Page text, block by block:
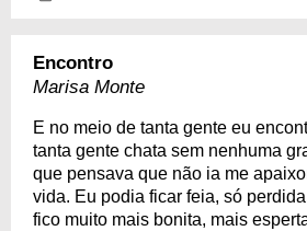
Encontro
Marisa Monte
E no meio de tanta gente eu
tanta gente chata sem nenhuma
que pensava que não ia me
vida. Eu podia ficar feia, só
fico muito mais bonita, mais